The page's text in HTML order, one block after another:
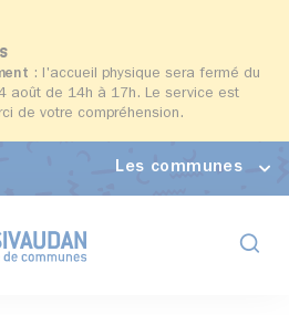
: l'accueil physique sera fermé du
août de 14h à 17h. Le service est
de votre compréhension.
Les communes